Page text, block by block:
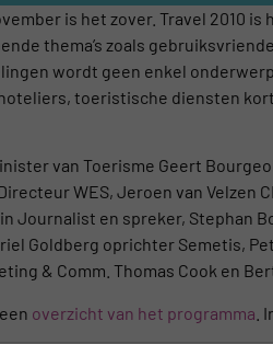
is het zover. Travel 2010
thema’s zoals
wordt geen enkel
toeristische diensten
van Toerisme Geert
WES, Jeroen van Velzen
Journalist en spreker, Stephan
Goldberg oprichter Semetis,
& Comm. Thomas Cook en
overzicht van het programma .